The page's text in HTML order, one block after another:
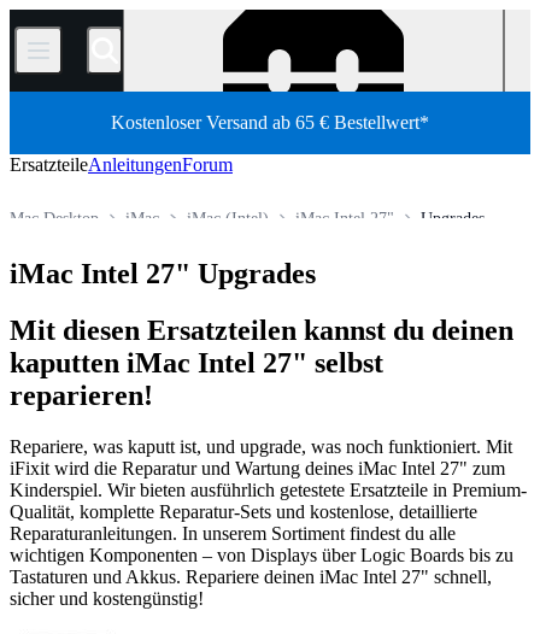
/
Kostenloser Versand ab 65 € Bestellwert*
ErsatzteileAnleitungenForum
Upgrades
iMac Intel 27"
iMac (Intel)
iMac
Mac Desktop
iMac Intel 27" Upgrades
Mit diesen Ersatzteilen kannst du deinen
kaputten iMac Intel 27" selbst
reparieren!
Repariere, was kaputt ist, und upgrade, was noch funktioniert. Mit
iFixit wird die Reparatur und Wartung deines iMac Intel 27" zum
Kinderspiel. Wir bieten ausführlich getestete Ersatzteile in Premium-
Qualität, komplette Reparatur-Sets und kostenlose, detaillierte
Reparaturanleitungen. In unserem Sortiment findest du alle
wichtigen Komponenten – von Displays über Logic Boards bis zu
Tastaturen und Akkus. Repariere deinen iMac Intel 27" schnell,
sicher und kostengünstig!